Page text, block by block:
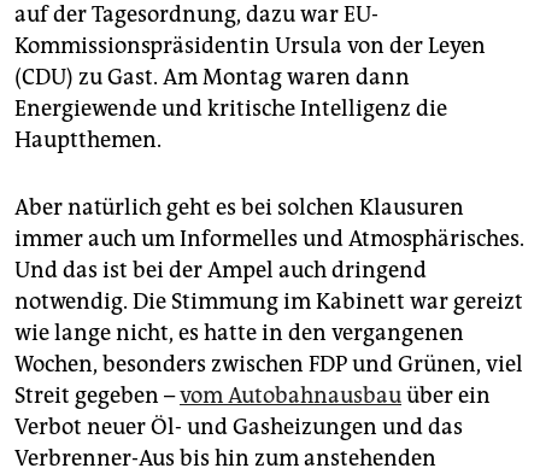
auf der Tagesordnung, dazu war EU-
Kommissionspräsidentin Ursula von der Leyen
(CDU) zu Gast. Am Montag waren dann
Energiewende und kritische Intelligenz die
Hauptthemen.
Aber natürlich geht es bei solchen Klausuren
immer auch um Informelles und Atmosphärisches.
Und das ist bei der Ampel auch dringend
notwendig. Die Stimmung im Kabinett war gereizt
wie lange nicht, es hatte in den vergangenen
Wochen, besonders zwischen FDP und Grünen, viel
Streit gegeben –vom Autobahnausbauüber ein
Verbot neuer Öl- und Gasheizungen und das
Verbrenner-Aus bis hin zum anstehenden